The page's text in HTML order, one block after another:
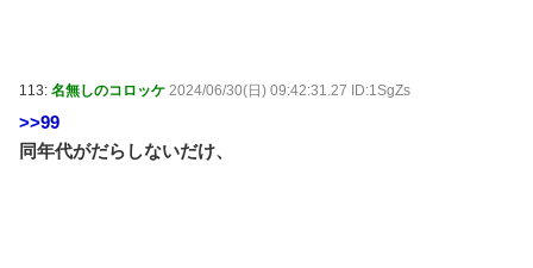
113: 名無しのコロッケ 2024/06/30(日) 09:42:31.27 ID:1SgZs
>>99
同年代がだらしないだけ、